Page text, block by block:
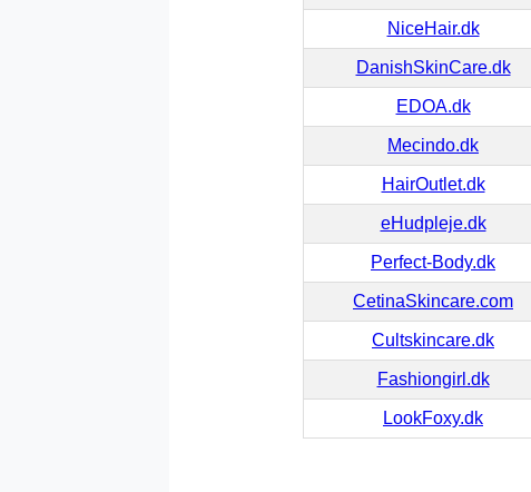
NiceHair.dk
DanishSkinCare.dk
EDOA.dk
Mecindo.dk
HairOutlet.dk
eHudpleje.dk
Perfect-Body.dk
CetinaSkincare.com
Cultskincare.dk
Fashiongirl.dk
LookFoxy.dk